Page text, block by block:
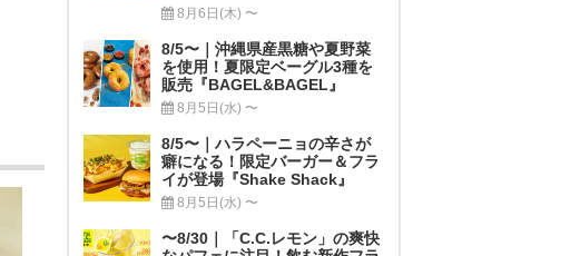
8月6日(木) 〜
8/5〜｜沖縄県産黒糖や夏野菜
を使用！夏限定ベーグル3種を
販売『BAGEL&BAGEL』
8月5日(水) 〜
8/5〜｜ハラペーニョの辛さが
癖になる！限定バーガー＆フラ
イが登場『Shake Shack』
8月5日(水) 〜
〜8/30｜「C.C.レモン」の爽快